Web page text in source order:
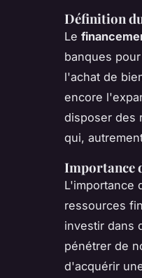
Définition
Le
banques
l'achat de
encore
disposer des
qui,
Importance
L'importance
ressources
investir dans
pénétrer de
d'acquérir